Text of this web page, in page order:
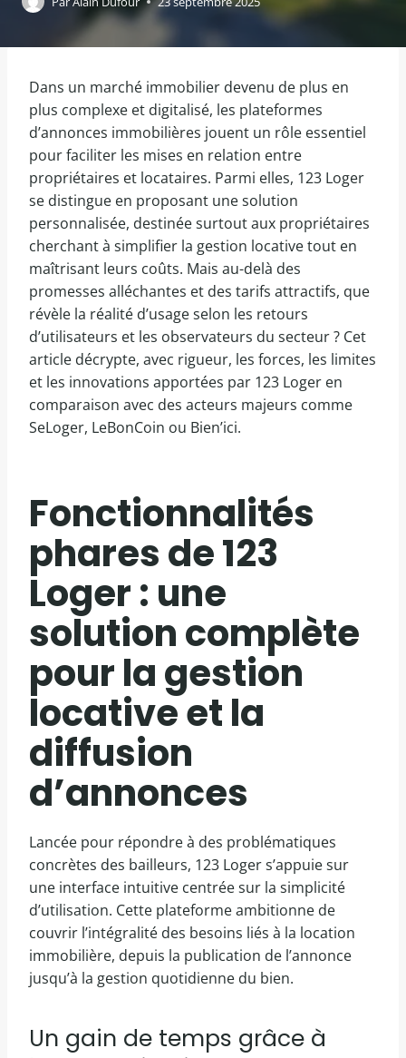
Dans un marché immobilier devenu de plus en
plus complexe et digitalisé, les plateformes
d’annonces immobilières jouent un rôle essentiel
pour faciliter les mises en relation entre
propriétaires et locataires. Parmi elles, 123 Loger
se distingue en proposant une solution
personnalisée, destinée surtout aux propriétaires
cherchant à simplifier la gestion locative tout en
maîtrisant leurs coûts. Mais au-delà des
promesses alléchantes et des tarifs attractifs, que
révèle la réalité d’usage selon les retours
d’utilisateurs et les observateurs du secteur ? Cet
article décrypte, avec rigueur, les forces, les limites
et les innovations apportées par 123 Loger en
comparaison avec des acteurs majeurs comme
SeLoger, LeBonCoin ou Bien’ici.
Fonctionnalités
phares de 123
Loger : une
solution complète
pour la gestion
locative et la
diffusion
d’annonces
Lancée pour répondre à des problématiques
concrètes des bailleurs, 123 Loger s’appuie sur
une interface intuitive centrée sur la simplicité
d’utilisation. Cette plateforme ambitionne de
couvrir l’intégralité des besoins liés à la location
immobilière, depuis la publication de l’annonce
jusqu’à la gestion quotidienne du bien.
Un gain de temps grâce à